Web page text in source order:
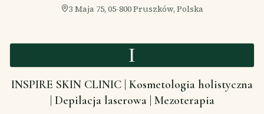
3 Maja 75, 05-800 Pruszków, Polska
I
INSPIRE SKIN CLINIC | Kosmetologia holistyczna
| Depilacja laserowa | Mezoterapia